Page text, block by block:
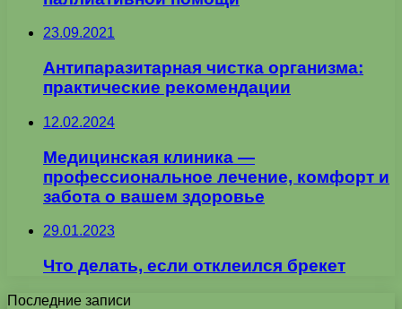
23.09.2021
Антипаразитарная чистка организма:
практические рекомендации
12.02.2024
Медицинская клиника —
профессиональное лечение, комфорт и
забота о вашем здоровье
29.01.2023
Что делать, если отклеился брекет
Последние записи